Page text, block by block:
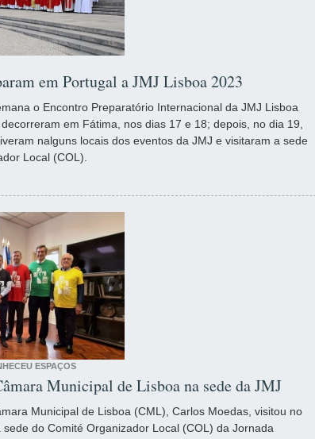
em Portugal a JMJ Lisboa 2023
o Encontro Preparatório Internacional da JMJ Lisboa
em Fátima, nos dias 17 e 18; depois, no dia 19,
nalguns locais dos eventos da JMJ e visitaram a sede
Local (COL).
ESPAÇOS
Municipal de Lisboa na sede da JMJ
Municipal de Lisboa (CML), Carlos Moedas, visitou no
do Comité Organizador Local (COL) da Jornada